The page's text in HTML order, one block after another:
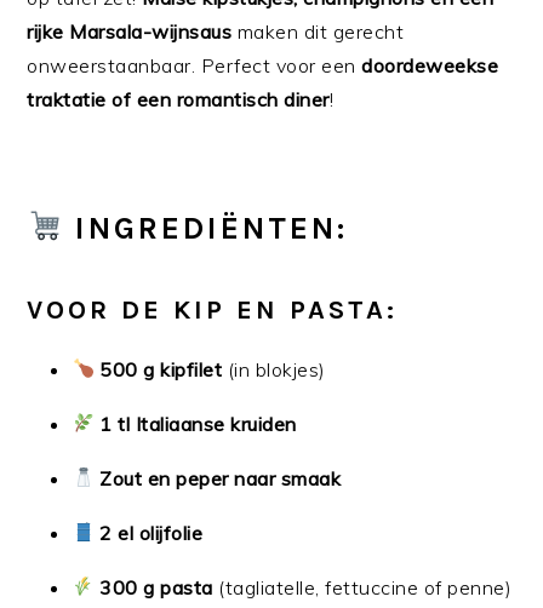
rijke Marsala-wijnsaus maken dit gerecht
onweerstaanbaar. Perfect voor eendoordeweekse
traktatie of een romantisch diner!
INGREDIËNTEN:
VOOR DE KIP EN PASTA:
500 g kipfilet (in blokjes)
1 tl Italiaanse kruiden
Zout en peper naar smaak
2 el olijfolie
300 g pasta (tagliatelle, fettuccine of penne)